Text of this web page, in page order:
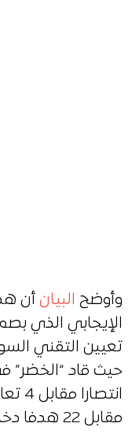
وأوضح البيان أن
الإيجابي الذي
مقابل 22 هدفا دخلت شباكه.